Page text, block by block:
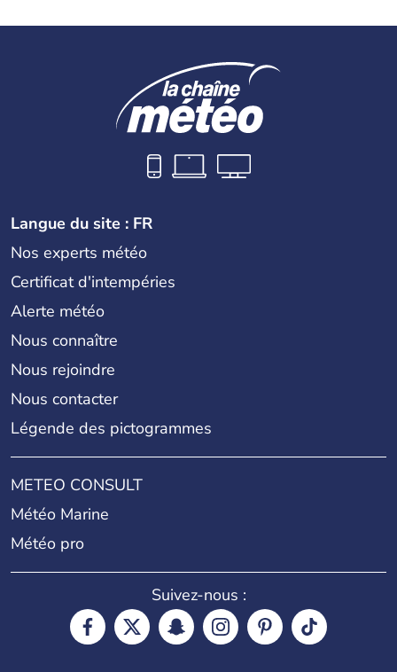
Langue du site : FR
Nos experts météo
Certificat d'intempéries
Alerte météo
Nous connaître
Nous rejoindre
Nous contacter
Légende des pictogrammes
METEO CONSULT
Météo Marine
Météo pro
Suivez-nous :